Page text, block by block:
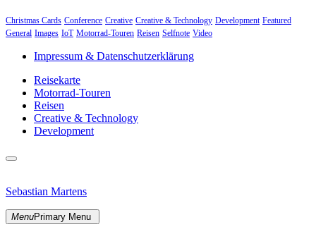
Christmas Cards Conference Creative Creative & Technology Development Featured
General Images IoT Motorrad-Touren Reisen Selfnote Video
Impressum & Datenschutzerklärung
Reisekarte
Motorrad-Touren
Reisen
Creative & Technology
Development
close
content
Sebastian Martens
MenuPrimary Menu